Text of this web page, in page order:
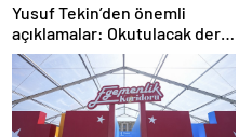
Yusuf Tekin’den önemli
açıklamalar: Okutulacak dersi
kalmamış öğretmene branş
değişikliği masada